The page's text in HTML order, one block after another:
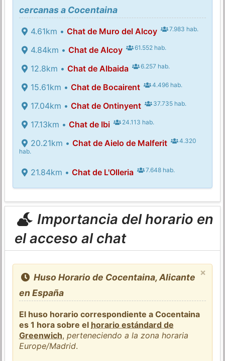
cercanas a Cocentaina
4.61km • Chat de Muro del Alcoy 7.983 hab.
4.84km • Chat de Alcoy 61.552 hab.
12.8km • Chat de Albaida 6.257 hab.
15.61km • Chat de Bocairent 4.496 hab.
17.04km • Chat de Ontinyent 37.735 hab.
17.13km • Chat de Ibi 24.113 hab.
20.21km • Chat de Aielo de Malferit
4.320
hab.
21.84km • Chat de L'Olleria 7.648 hab.
Importancia del horario en
el acceso al chat
×
Huso Horario de Cocentaina, Alicante
en España
El huso horario correspondiente a Cocentaina
es 1 hora sobre el horario estándard de
Greenwich,perteneciendo a la zona horaria
Europe/Madrid.